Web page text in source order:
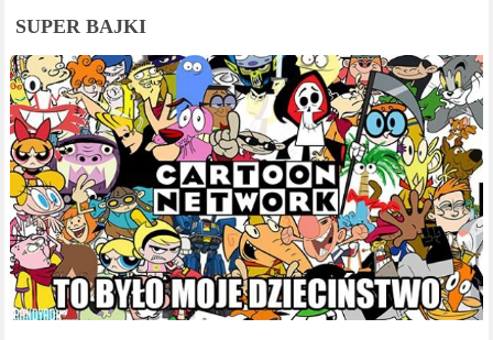
SUPER BAJKI